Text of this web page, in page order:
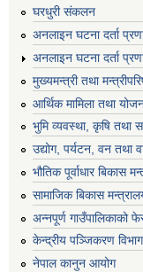
घरधुरी संकलन
अनलाइन घटना दर्ता
अनलाइन घटना दर्ता
मुख्यमन्त्री तथा
आर्थिक मामिला तथा
भुमि व्यवस्था, कृषि तथा
उद्योग, पर्यटन, वन तथा
भौतिक पूर्वाधार बिकास
सामाजिक बिकास
अन्नपूर्ण
केन्द्रीय पञ्जिकरण विभाग
नेपाल कानुन आयोग